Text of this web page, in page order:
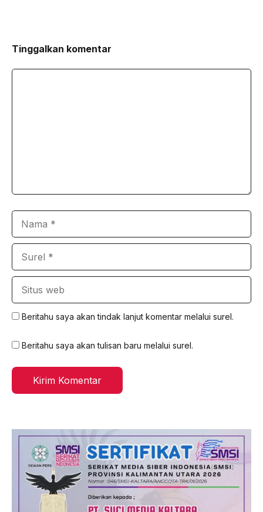
Tinggalkan komentar
Beritahu saya akan tindak lanjut komentar melalui surel.
Beritahu saya akan tulisan baru melalui surel.